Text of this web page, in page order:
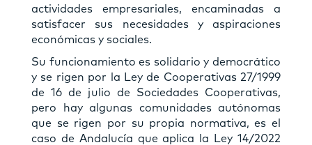
actividades empresariales, encaminadas a
satisfacer sus necesidades y aspiraciones
económicas y sociales.
Su funcionamiento es solidario y democrático
y se rigen por la Ley de Cooperativas 27/1999
de 16 de julio de Sociedades Cooperativas,
pero hay algunas comunidades autónomas
que se rigen por su propia normativa, es el
caso de Andalucía que aplica la Ley 14/2022